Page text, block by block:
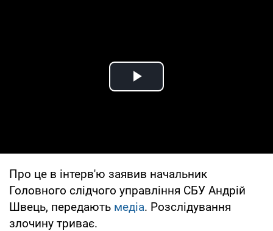
Play Video
Про це в інтерв'ю заявив начальник
Головного слідчого управління СБУ Андрій
Швець, передають медіа. Розслідування
злочину триває.